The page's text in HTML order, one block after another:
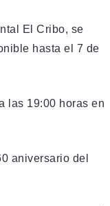
El Cribo, se
hasta el 7 de
las 19:00 horas en
aniversario del